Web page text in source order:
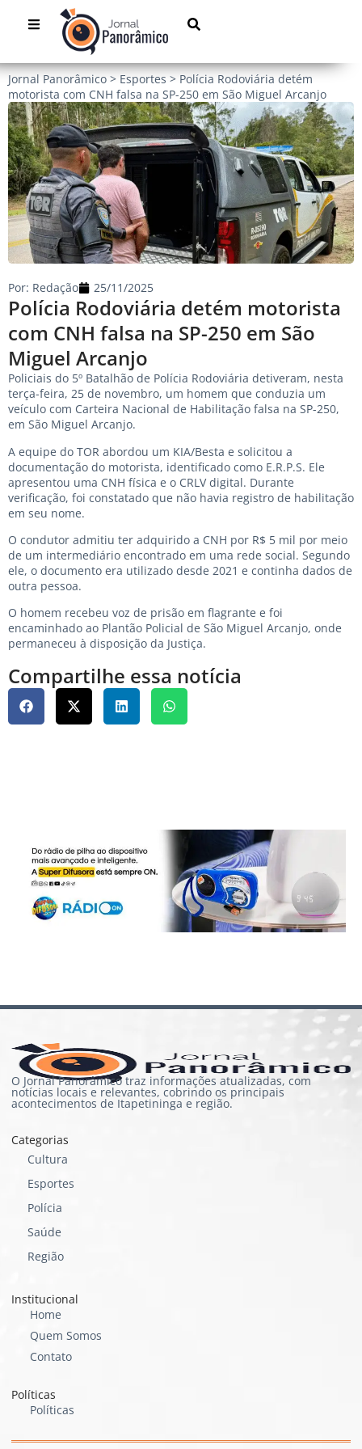
Jornal Panorâmico > Esportes > Polícia Rodoviária detém
motorista com CNH falsa na SP-250 em São Miguel Arcanjo
Polícia Rodoviária detém motorista
com CNH falsa na SP-250 em São
Miguel Arcanjo
Por: Redação 25/11/2025
Policiais do 5º Batalhão de Polícia Rodoviária detiveram, nesta
terça-feira, 25 de novembro, um homem que conduzia um
veículo com Carteira Nacional de Habilitação falsa na SP-250,
em São Miguel Arcanjo.
A equipe do TOR abordou um KIA/Besta e solicitou a
documentação do motorista, identificado como E.R.P.S. Ele
apresentou uma CNH física e o CRLV digital. Durante
verificação, foi constatado que não havia registro de habilitação
em seu nome.
O condutor admitiu ter adquirido a CNH por R$ 5 mil por meio
de um intermediário encontrado em uma rede social. Segundo
ele, o documento era utilizado desde 2021 e continha dados de
outra pessoa.
O homem recebeu voz de prisão em flagrante e foi
encaminhado ao Plantão Policial de São Miguel Arcanjo, onde
permaneceu à disposição da Justiça.
Compartilhe essa notícia
O Jornal Panorâmico traz informações atualizadas, com
notícias locais e relevantes, cobrindo os principais
acontecimentos de Itapetininga e região.
Categorias
Cultura
Esportes
Polícia
Saúde
Região
Institucional
Home
Quem Somos
Contato
Políticas
Políticas